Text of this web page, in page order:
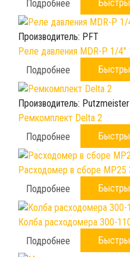
Подробнее
Производитель: PFT
Реле давления MDR-P 1/4"
Подробнее
Производитель: Putzmeister
Ремкомплект Delta 2
Подробнее
Расходомер в сборе МР25
Подробнее
Колба расходомера 300-
Подробнее